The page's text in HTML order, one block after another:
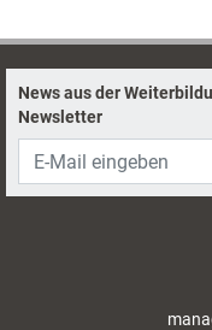
News aus der
Newsletter